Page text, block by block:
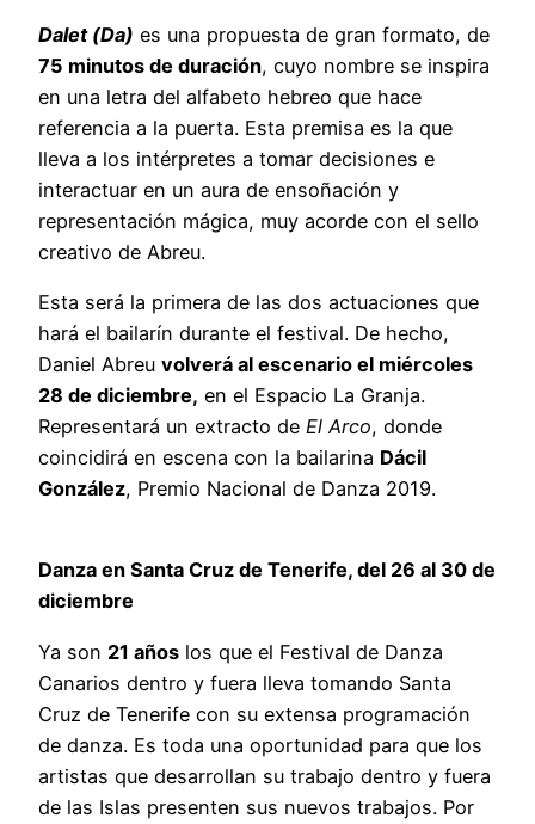
Dalet (Da) es una propuesta de gran formato, de
75 minutos de duración, cuyo nombre se inspira
en una letra del alfabeto hebreo que hace
referencia a la puerta. Esta premisa es la que
lleva a los intérpretes a tomar decisiones e
interactuar en un aura de ensoñación y
representación mágica, muy acorde con el sello
creativo de Abreu.
Esta será la primera de las dos actuaciones que
hará el bailarín durante el festival. De hecho,
Daniel Abreu volverá al escenario el miércoles
28 de diciembre, en el Espacio La Granja.
Representará un extracto de El Arco, donde
coincidirá en escena con la bailarina Dácil
González, Premio Nacional de Danza 2019.
Danza en Santa Cruz de Tenerife, del 26 al 30 de
diciembre
Ya son 21 años los que el Festival de Danza
Canarios dentro y fuera lleva tomando Santa
Cruz de Tenerife con su extensa programación
de danza. Es toda una oportunidad para que los
artistas que desarrollan su trabajo dentro y fuera
de las Islas presenten sus nuevos trabajos. Por